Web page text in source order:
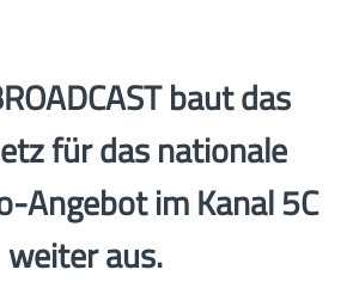
baut das
für das nationale
Angebot im Kanal 5C
weiter aus.